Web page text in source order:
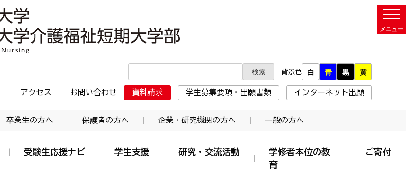
東北看護大学介護福祉短期大学部
背景色 白 青 黒 黄
アクセス お問い合わせ 資料請求 学生募集要項・出願書類 インターネット出願
卒業生の方へ 保護者の方へ 企業・研究機関の方へ 一般の方へ
受験生応援ナビ 学生支援 研究・交流活動
学修者本位の教
育
ご寄付